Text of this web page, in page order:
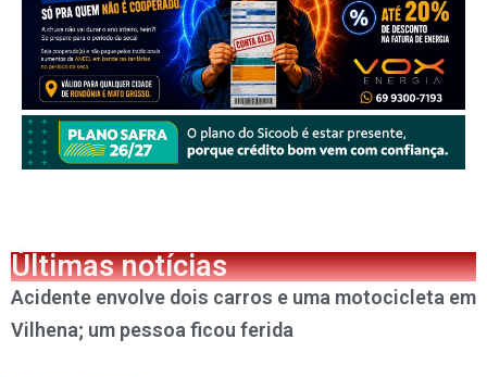
Últimas notícias
Acidente envolve dois carros e uma motocicleta em
Vilhena; um pessoa ficou ferida